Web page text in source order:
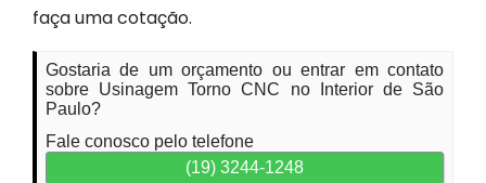
faça uma cotação.
Gostaria de um orçamento ou entrar em contato
sobre Usinagem Torno CNC no Interior de São
Paulo?
Fale conosco pelo telefone
(19) 3244-1248